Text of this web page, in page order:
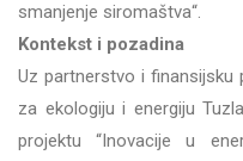
smanjenje siromaštva“.
Kontekst i pozadina
Uz partnerstvo i finansijsku
za ekologiju i energiju
projektu “Inovacije u